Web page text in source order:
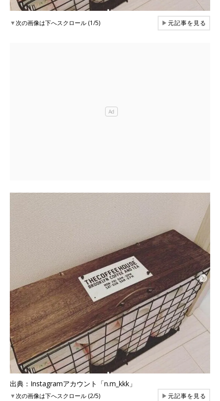
▼次の画像は下へスクロール (1/5) ▶元記事を見る
出典：Instagramアカウント「n.m_kkk」
▼次の画像は下へスクロール (2/5) ▶元記事を見る